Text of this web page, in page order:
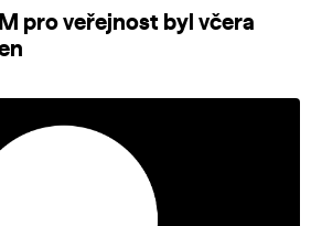
pro veřejnost byl včera